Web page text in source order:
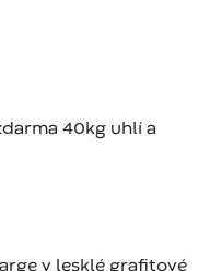
40kg uhlí a
v lesklé grafitové